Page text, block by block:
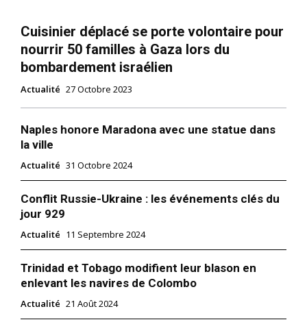
Cuisinier déplacé se porte volontaire pour
nourrir 50 familles à Gaza lors du
bombardement israélien
Actualité 27 Octobre 2023
Naples honore Maradona avec une statue dans
la ville
Actualité 31 Octobre 2024
Conflit Russie-Ukraine : les événements clés du
jour 929
Actualité 11 Septembre 2024
Trinidad et Tobago modifient leur blason en
enlevant les navires de Colombo
Actualité 21 Août 2024